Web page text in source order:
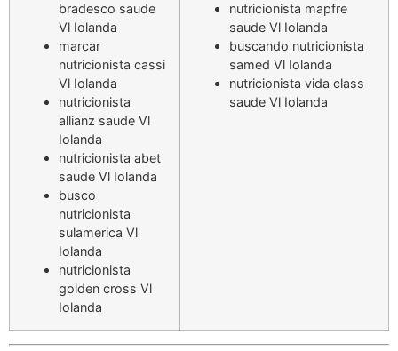
bradesco saude
Vl Iolanda
marcar
nutricionista cassi
Vl Iolanda
nutricionista
allianz saude Vl
Iolanda
nutricionista abet
saude Vl Iolanda
busco
nutricionista
sulamerica Vl
Iolanda
nutricionista
golden cross Vl
Iolanda
nutricionista mapfre
saude Vl Iolanda
buscando nutricionista
samed Vl Iolanda
nutricionista vida class
saude Vl Iolanda